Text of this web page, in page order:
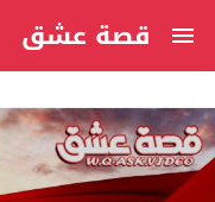
قصة عشق